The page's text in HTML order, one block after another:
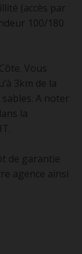
(accès par
100/180
Vous
3km de la
A noter
la
de garantie
agence ainsi